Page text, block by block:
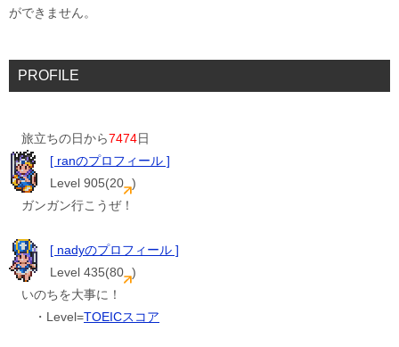
ができません。
PROFILE
旅立ちの日から7474日
[ ranのプロフィール ]
Level 905(20 )
ガンガン行こうぜ！
[ nadyのプロフィール ]
Level 435(80 )
いのちを大事に！
・Level=TOEICスコア